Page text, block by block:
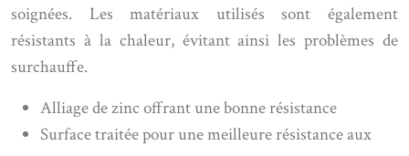
soignées. Les matériaux utilisés sont également
résistants à la chaleur, évitant ainsi les problèmes de
surchauffe.
Alliage de zinc offrant une bonne résistance
Surface traitée pour une meilleure résistance aux